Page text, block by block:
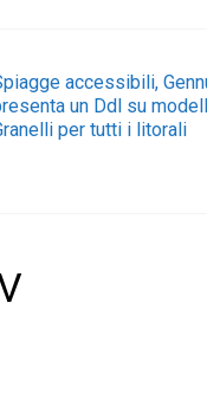
accessibili,
un Ddl su
per tutti i litorali